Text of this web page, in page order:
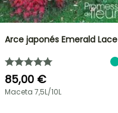
Arce japonés Emerald Lace
85,00 €
Maceta 7,5L/10L